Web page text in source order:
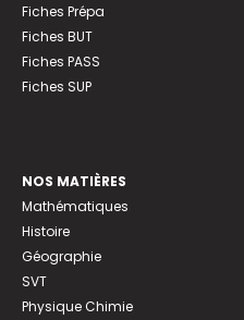
Fiches Prépa
Fiches BUT
Fiches PASS
Fiches SUP
NOS MATIÈRES
Mathématiques
Histoire
Géographie
SVT
Physique Chimie